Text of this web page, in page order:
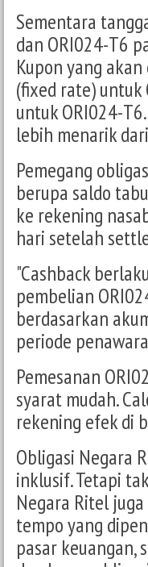
Sementara
dan ORI024-T6
Kupon yang
(fixed rate) untuk
untuk ORI024-
lebih menarik
Pemegang
berupa saldo
ke rekening
hari setelah
"Cashback
pembelian
berdasarkan
periode
Pemesanan
syarat mudah.
rekening efek di
Obligasi Negara
inklusif. Tetapi
Negara Ritel
tempo yang
pasar keuangan,